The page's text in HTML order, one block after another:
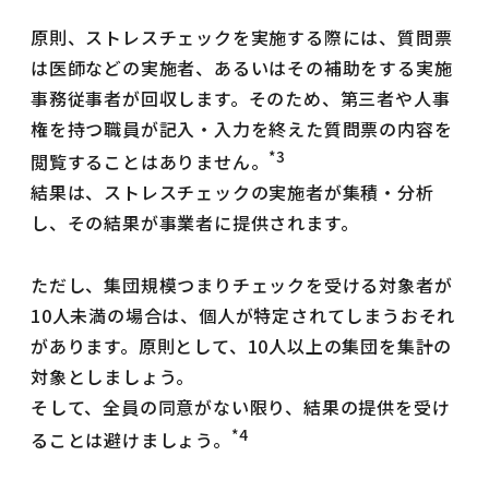
原則、ストレスチェックを実施する際には、質問票
は医師などの実施者、あるいはその補助をする実施
事務従事者が回収します。そのため、第三者や人事
権を持つ職員が記入・入力を終えた質問票の内容を
閲覧することはありません。 *3
結果は、ストレスチェックの実施者が集積・分析
し、その結果が事業者に提供されます。
ただし、集団規模つまりチェックを受ける対象者が
10人未満の場合は、個人が特定されてしまうおそれ
があります。原則として、10人以上の集団を集計の
対象としましょう。
そして、全員の同意がない限り、結果の提供を受け
ることは避けましょう。
*4